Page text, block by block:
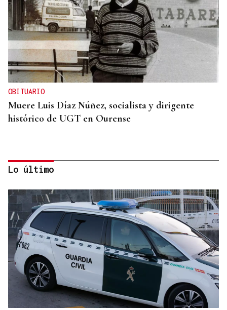
OBITUARIO
Muere Luis Díaz Núñez, socialista y dirigente
histórico de UGT en Ourense
CANEDO
Un herido en la colisión entre dos coches en la
entrada a las termas de Outariz
Lo último